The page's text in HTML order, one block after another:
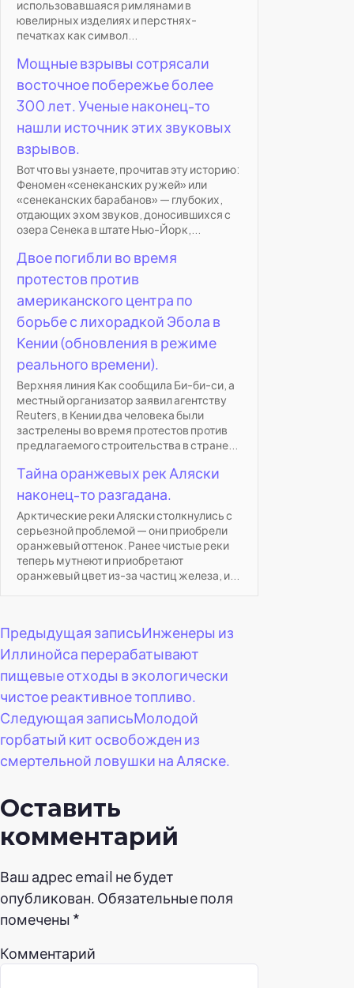
использовавшаяся римлянами в
ювелирных изделиях и перстнях-
печатках как символ...
Мощные взрывы сотрясали
восточное побережье более
300 лет. Ученые наконец-то
нашли источник этих звуковых
взрывов.
Вот что вы узнаете, прочитав эту историю:
Феномен «сенеканских ружей» или
«сенеканских барабанов» — глубоких,
отдающих эхом звуков, доносившихся с
озера Сенека в штате Нью-Йорк,...
Двое погибли во время
протестов против
американского центра по
борьбе с лихорадкой Эбола в
Кении (обновления в режиме
реального времени).
Верхняя линия Как сообщила Би-би-си, а
местный организатор заявил агентству
Reuters, в Кении два человека были
застрелены во время протестов против
предлагаемого строительства в стране...
Тайна оранжевых рек Аляски
наконец-то разгадана.
Арктические реки Аляски столкнулись с
серьезной проблемой — они приобрели
оранжевый оттенок. Ранее чистые реки
теперь мутнеют и приобретают
оранжевый цвет из-за частиц железа, и...
Навигация
по
записям
Предыдущая записьИнженеры из
Иллинойса перерабатывают
пищевые отходы в экологически
чистое реактивное топливо.
Следующая записьМолодой
горбатый кит освобожден из
смертельной ловушки на Аляске.
Оставить
комментарий
Ваш адрес email не будет
опубликован. Обязательные поля
помечены *
Комментарий